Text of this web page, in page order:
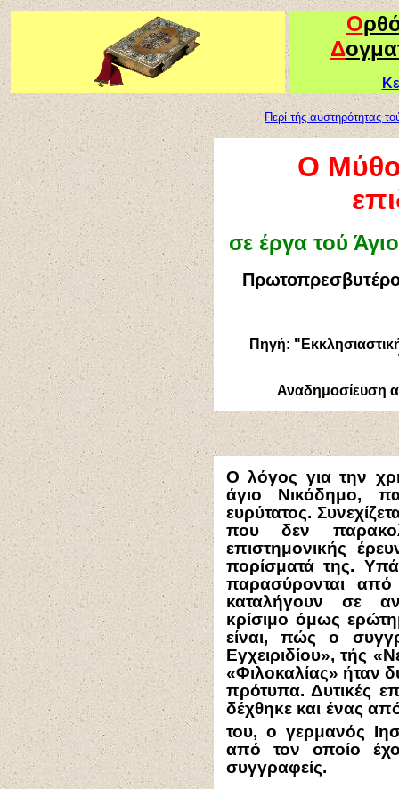
Ο
Δ
Περί τής αυστηρότητας
Ο
σε έργα τού
Πηγή:
Αναδημοσίευση
Ο λόγος για την
άγιο Νικόδημο,
ευρύτατος.
που δεν
επιστημονικής
πορίσματά της.
παρασύρονται
καταλήγουν σε
κρίσιμο όμως
είναι, πώς ο
Εγχειριδίου», τής
«Φιλοκαλίας» ήταν
πρότυπα. Δυτικές
δέχθηκε και ένας
του, ο γερμανός
από τον οποίο
συγγραφείς.